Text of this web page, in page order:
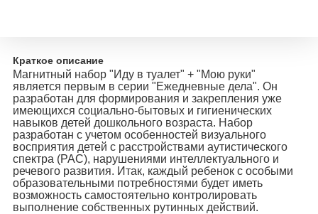
Краткое описание
Магнитный набор "Иду в туалет" + "Мою руки"
является первым в серии "Ежедневные дела". Он
разработан для формирования и закрепления уже
имеющихся социально-бытовых и гигиенических
навыков детей дошкольного возраста. Набор
разработан с учетом особенностей визуального
восприятия детей с расстройствами аутистического
спектра (РАС), нарушениями интеллектуального и
речевого развития. Итак, каждый ребенок с особыми
образовательными потребностями будет иметь
возможность самостоятельно контролировать
выполнение собственных рутинных действий.